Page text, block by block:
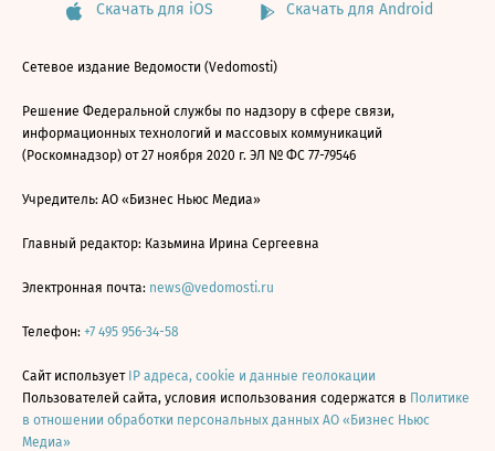
Скачать для iOS Скачать для Android
Сетевое издание Ведомости (Vedomosti)
Решение Федеральной службы по надзору в сфере связи,
информационных технологий и массовых коммуникаций
(Роскомнадзор) от 27 ноября 2020 г. ЭЛ № ФС 77-79546
Учредитель: АО «Бизнес Ньюс Медиа»
Главный редактор: Казьмина Ирина Сергеевна
Электронная почта: news@vedomosti.ru
Телефон: +7 495 956-34-58
Сайт использует IP адреса, cookie и данные геолокации
Пользователей сайта, условия использования содержатся в Политике
в отношении обработки персональных данных АО «Бизнес Ньюс
Медиа»